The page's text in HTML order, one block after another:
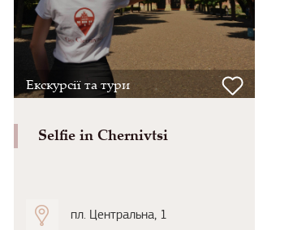
Екскурсії та тури
Selfie in Chernivtsi
пл. Центральна, 1